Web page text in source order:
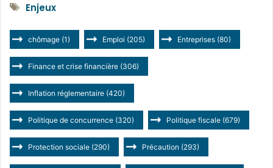
Enjeux
chômage (1) Emploi (205) Entreprises (80)
Finance et crise financière (306)
Inflation réglementaire (420)
Politique de concurrence (320) Politique fiscale (679)
Protection sociale (290) Précaution (293)